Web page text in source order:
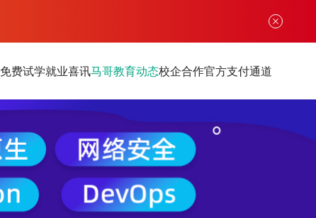
免费试学就业喜讯马哥教育动态校企合作官方支付通道